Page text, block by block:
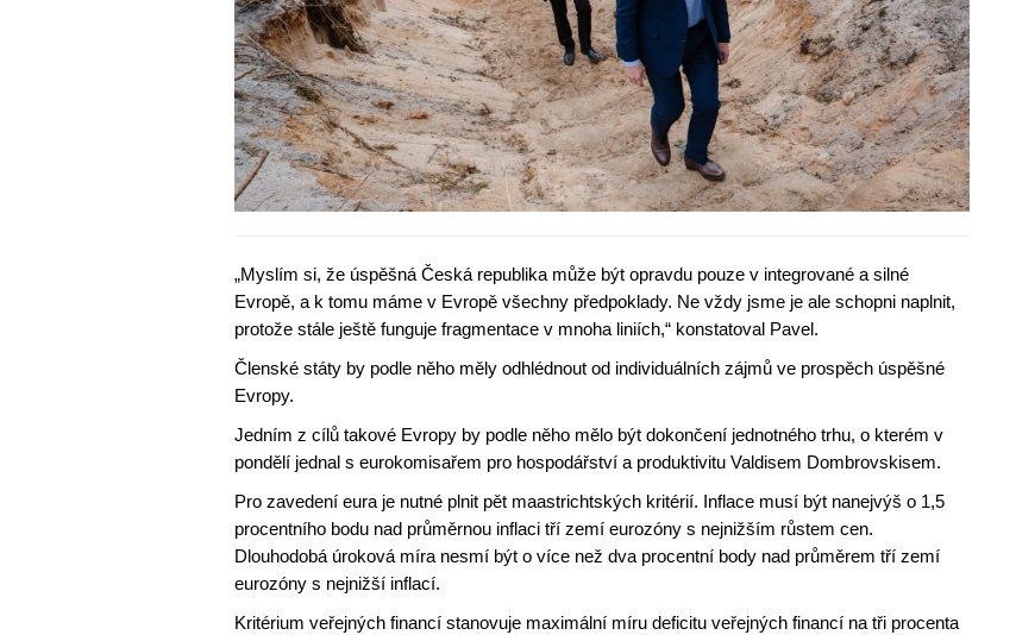
„Myslím si, že úspěšná Česká republika může být opravdu pouze v integrované a silné
Evropě, a k tomu máme v Evropě všechny předpoklady. Ne vždy jsme je ale schopni naplnit,
protože stále ještě funguje fragmentace v mnoha liniích,“ konstatoval Pavel.
Členské státy by podle něho měly odhlédnout od individuálních zájmů ve prospěch úspěšné
Evropy.
Jedním z cílů takové Evropy by podle něho mělo být dokončení jednotného trhu, o kterém v
pondělí jednal s eurokomisařem pro hospodářství a produktivitu Valdisem Dombrovskisem.
Pro zavedení eura je nutné plnit pět maastrichtských kritérií. Inflace musí být nanejvýš o 1,5
procentního bodu nad průměrnou inflaci tří zemí eurozóny s nejnižším růstem cen.
Dlouhodobá úroková míra nesmí být o více než dva procentní body nad průměrem tří zemí
eurozóny s nejnižší inflací.
Kritérium veřejných financí stanovuje maximální míru deficitu veřejných financí na tři procenta